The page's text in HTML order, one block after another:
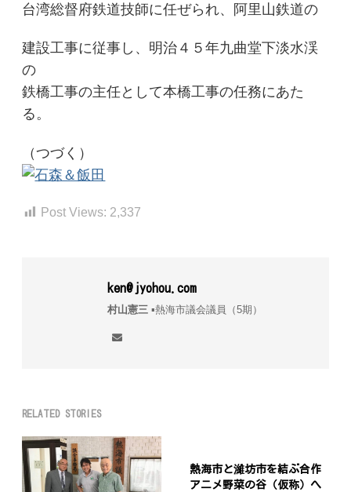
台湾総督府鉄道技師に任ぜられ、阿里山鉄道の
建設工事に従事し、明治４５年九曲堂下淡水渓
の
鉄橋工事の主任として本橋工事の任務にあた
る。
（つづく）
Post Views: 2,337
ken@jyohou.com
村山憲三▪︎熱海市議会議員（5期）
RELATED STORIES
熱海市と濰坊市を結ぶ合作
アニメ野菜の谷（仮称）へ